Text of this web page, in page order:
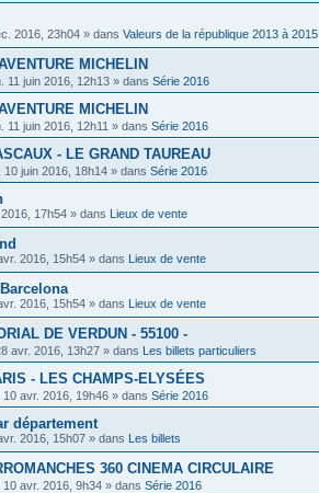
2016, 23h04 » dans Valeurs de la république 2013 à 2015
MICHELIN
11 juin 2016, 12h13 » dans Série 2016
MICHELIN
11 juin 2016, 12h11 » dans Série 2016
- LE GRAND TAUREAU
10 juin 2016, 18h14 » dans Série 2016
17h54 » dans Lieux de vente
2016, 15h54 » dans Lieux de vente
2016, 15h54 » dans Lieux de vente
DE VERDUN - 55100 -
avr. 2016, 13h27 » dans Les billets particuliers
- LES CHAMPS-ELYSÉES
10 avr. 2016, 19h46 » dans Série 2016
département
2016, 15h07 » dans Les billets
360 CINEMA CIRCULAIRE
10 avr. 2016, 9h34 » dans Série 2016